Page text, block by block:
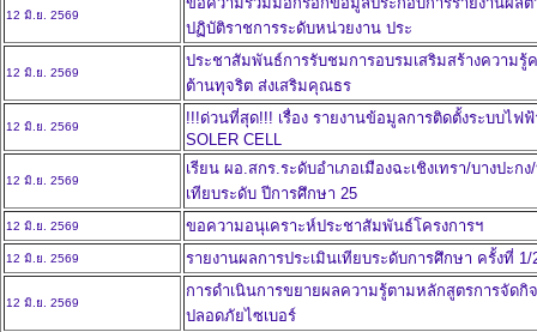
12 มิ.ย. 2569
ปฏิบัติราชการระดับหน่วยงาน ประ
12 มิ.ย. 2569
ประชาสัมพันธ์การรับชมการอบรมเสริมสร้างความรู้
ต้านทุจริต ส่งเสริมคุณธร
12 มิ.ย. 2569
!!!ด่วนที่สุด!!! เรื่อง รายงานข้อมูลการติดตั้งระบบไฟ
SOLER CELL
12 มิ.ย. 2569
เรียน ผอ.สกร.ระดับอำเภอเมืองฉะเชิงเทรา/บางปะก
เทียบระดับ ปีการศึกษา 25
12 มิ.ย. 2569 ขอความอนุเคราะห์ประชาสัมพันธ์โครงการฯ
12 มิ.ย. 2569 รายงานผลการประเมินเทียบระดับการศึกษา ครั้งที่ 1/
12 มิ.ย. 2569
การดำเนินการขยายผลความรู้ตามหลักสูตรการจัดกิ
ปลอดภัยไซเบอร์